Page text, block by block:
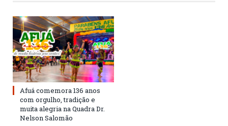
Afuá comemora 136 anos
com orgulho, tradição e
muita alegria na Quadra Dr.
Nelson Salomão